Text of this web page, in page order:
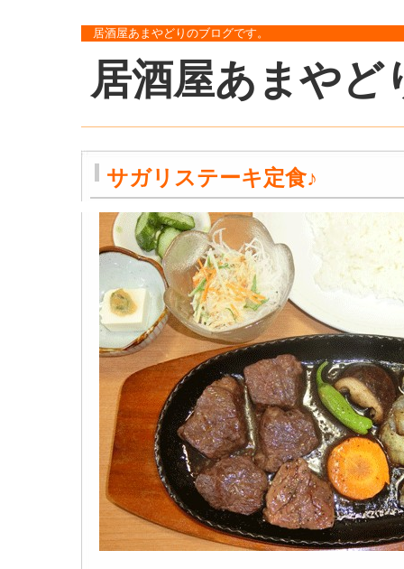
居酒屋あまやどりのブログです。
居酒屋あまやど
サガリステーキ定食♪